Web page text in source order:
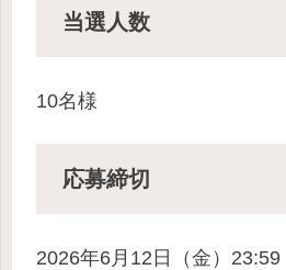
当選人数
10名様
応募締切
2026年6月12日（金）23:59